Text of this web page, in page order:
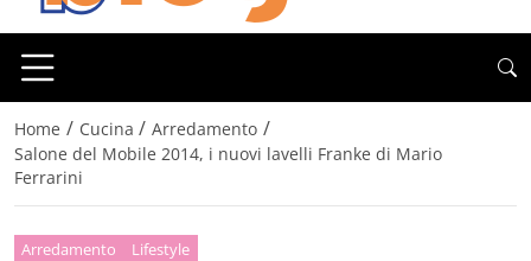
Home / Cucina / Arredamento /
Salone del Mobile 2014, i nuovi lavelli Franke di Mario
Ferrarini
Arredamento Lifestyle